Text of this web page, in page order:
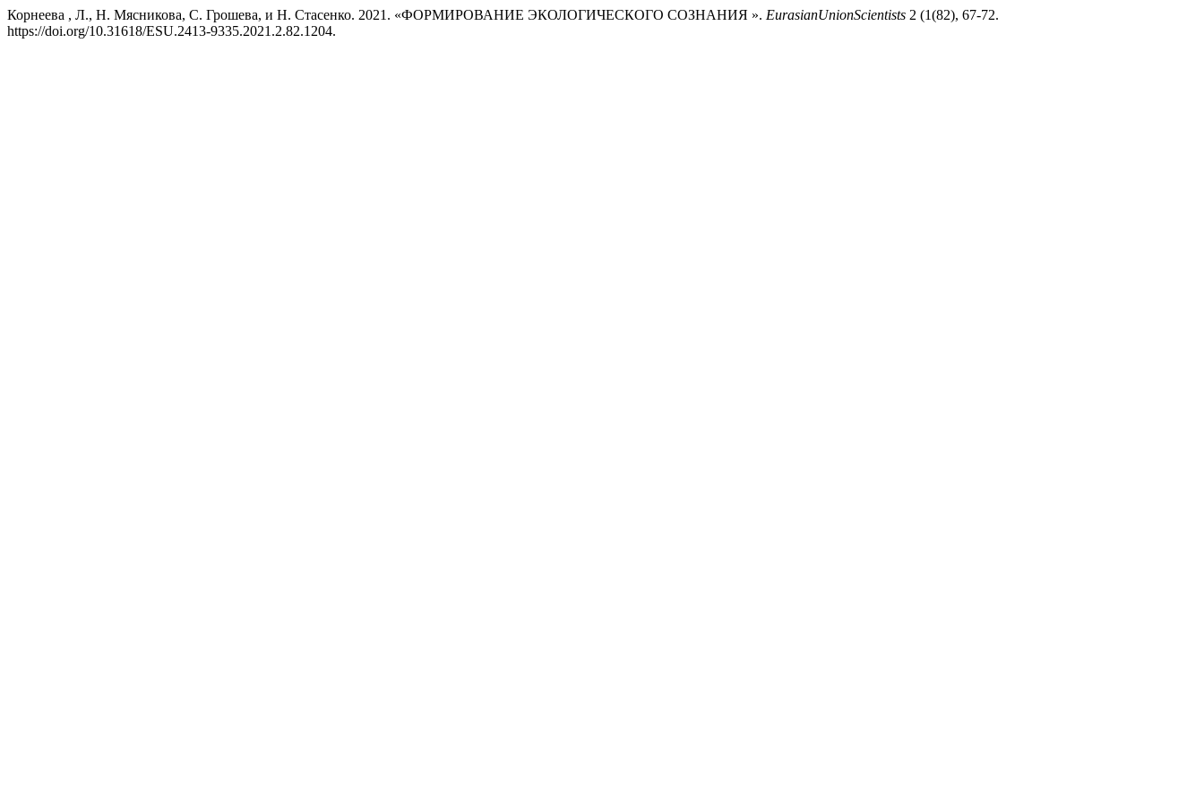
Корнеева , Л., Н. Мясникова, С. Грошева, и Н. Стасенко. 2021. «ФОРМИРОВАНИЕ ЭКОЛОГИЧЕСКОГО СОЗНАНИЯ ». EurasianUnionScientists 2 (1(82), 67-72.
https://doi.org/10.31618/ESU.2413-9335.2021.2.82.1204.